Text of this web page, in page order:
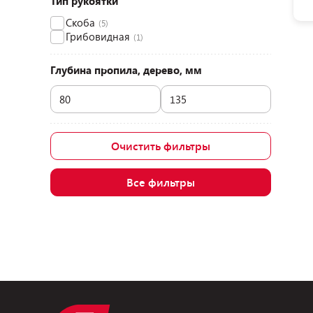
Скоба (5)
Грибовидная (1)
Глубина пропила, дерево, мм
Очистить фильтры
Все фильтры